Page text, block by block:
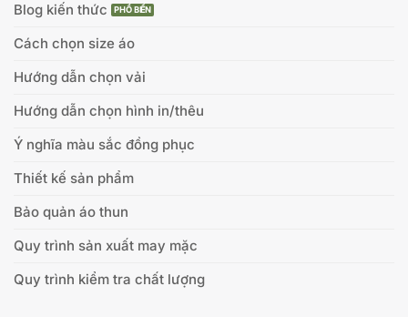
Blog kiến thức
Cách chọn size áo
Hướng dẫn chọn vải
Hướng dẫn chọn hình in/thêu
Ý nghĩa màu sắc đồng phục
Thiết kế sản phẩm
Bảo quản áo thun
Quy trình sản xuất may mặc
Quy trình kiểm tra chất lượng